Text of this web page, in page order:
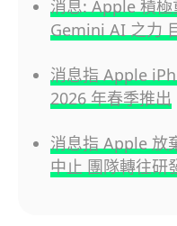
消息: Apple 積
Gemini AI 之力
消息指 Apple
2026 年春季推出
消息指 Apple 放
中止 團隊轉往研